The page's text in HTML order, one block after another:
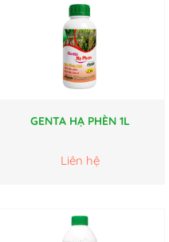
GENTA HẠ PHÈN 1L
Liên hệ